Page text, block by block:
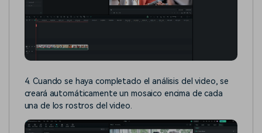
4. Cuando se haya completado el análisis del video, se
creará automáticamente un mosaico encima de cada
una de los rostros del video.